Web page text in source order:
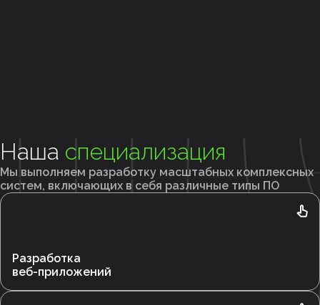
Наша специализация
Мы выполняем разработку масштабных комплексных
систем, включающих в себя различные типы ПО
Разработка
веб-приложений